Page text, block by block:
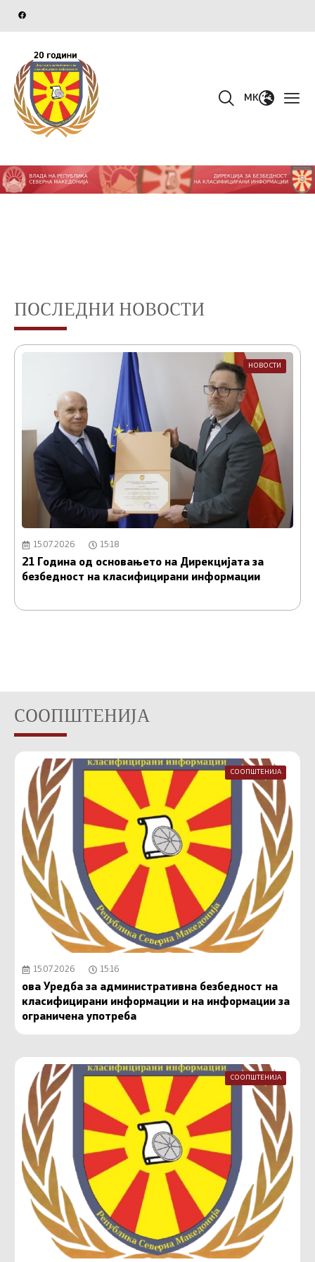
MK
ПОСЛЕДНИ НОВОСТИ
НОВОСТИ
15.07.2026 15:18
21 Година од основањето на Дирекцијата за
безбедност на класифицирани информации
СООПШТЕНИЈА
СООПШТЕНИЈА
15.07.2026 15:16
ова Уредба за административна безбедност на
класифицирани информации и на информации за
ограничена употреба
СООПШТЕНИЈА